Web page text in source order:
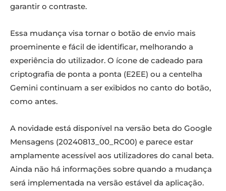
garantir o contraste.
Essa mudança visa tornar o botão de envio mais
proeminente e fácil de identificar, melhorando a
experiência do utilizador. O ícone de cadeado para
criptografia de ponta a ponta (E2EE) ou a centelha
Gemini continuam a ser exibidos no canto do botão,
como antes.
A novidade está disponível na versão beta do Google
Mensagens (20240813_00_RC00) e parece estar
amplamente acessível aos utilizadores do canal beta.
Ainda não há informações sobre quando a mudança
será implementada na versão estável da aplicação.